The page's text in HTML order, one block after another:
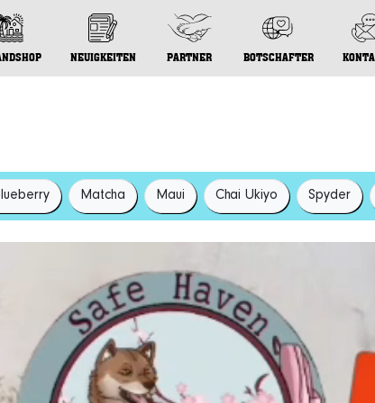
NEUIGKEITEN PARTNER BOTSCHAFTER
Matcha Maui Chai Ukiyo Spyder